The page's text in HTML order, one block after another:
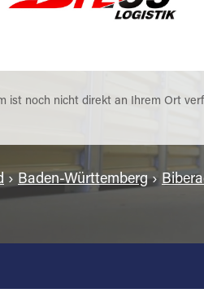
ist noch nicht direkt an Ihrem Ort
› Baden-Württemberg›